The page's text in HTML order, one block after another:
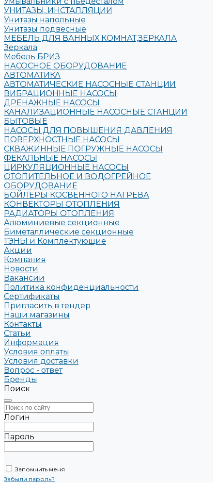
УНИТАЗЫ, ИНСТАЛЛЯЦИИ
Унитазы напольные
Унитазы подвесные
МЕБЕЛЬ ДЛЯ ВАННЫХ КОМНАТ,ЗЕРКАЛА
Зеркала
Мебель БРИЗ
НАСОСНОЕ ОБОРУДОВАНИЕ
АВТОМАТИКА
АВТОМАТИЧЕСКИЕ НАСОСНЫЕ СТАНЦИИ
ВИБРАЦИОННЫЕ НАСОСЫ
ДРЕНАЖНЫЕ НАСОСЫ
КАНАЛИЗАЦИОННЫЕ НАСОСНЫЕ СТАНЦИИ
БЫТОВЫЕ
НАСОСЫ ДЛЯ ПОВЫШЕНИЯ ДАВЛЕНИЯ
ПОВЕРХНОСТНЫЕ НАСОСЫ
СКВАЖИННЫЕ ПОГРУЖНЫЕ НАСОСЫ
ФЕКАЛЬНЫЕ НАСОСЫ
ЦИРКУЛЯЦИОННЫЕ НАСОСЫ
ОТОПИТЕЛЬНОЕ И ВОДОГРЕЙНОЕ
ОБОРУДОВАНИЕ
БОЙЛЕРЫ КОСВЕННОГО НАГРЕВА
КОНВЕКТОРЫ ОТОПЛЕНИЯ
РАДИАТОРЫ ОТОПЛЕНИЯ
Алюминиевые секционные
Биметаллические секционные
ТЭНЫ и Комплектующие
Акции
Компания
Новости
Вакансии
Политика конфиденциальности
Сертификаты
Пригласить в тендер
Наши магазины
Контакты
Статьи
Информация
Условия оплаты
Условия доставки
Вопрос - ответ
Бренды
Поиск
Логин
Пароль
Запомнить меня
Забыли пароль?